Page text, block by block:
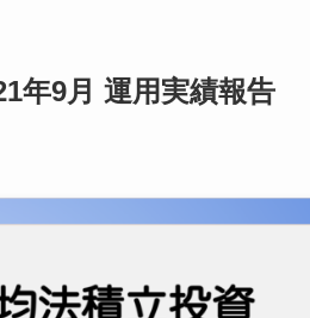
年9月 運用実績報告